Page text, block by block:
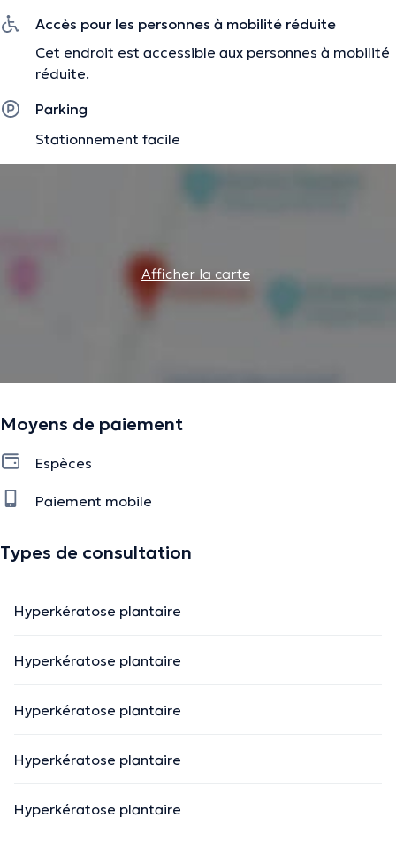
Accès pour les personnes à mobilité réduite
Cet endroit est accessible aux personnes à mobilité
réduite.
Parking
Stationnement facile
Afficher la carte
Moyens de paiement
Espèces
Paiement mobile
Types de consultation
Hyperkératose plantaire
Hyperkératose plantaire
Hyperkératose plantaire
Hyperkératose plantaire
Hyperkératose plantaire